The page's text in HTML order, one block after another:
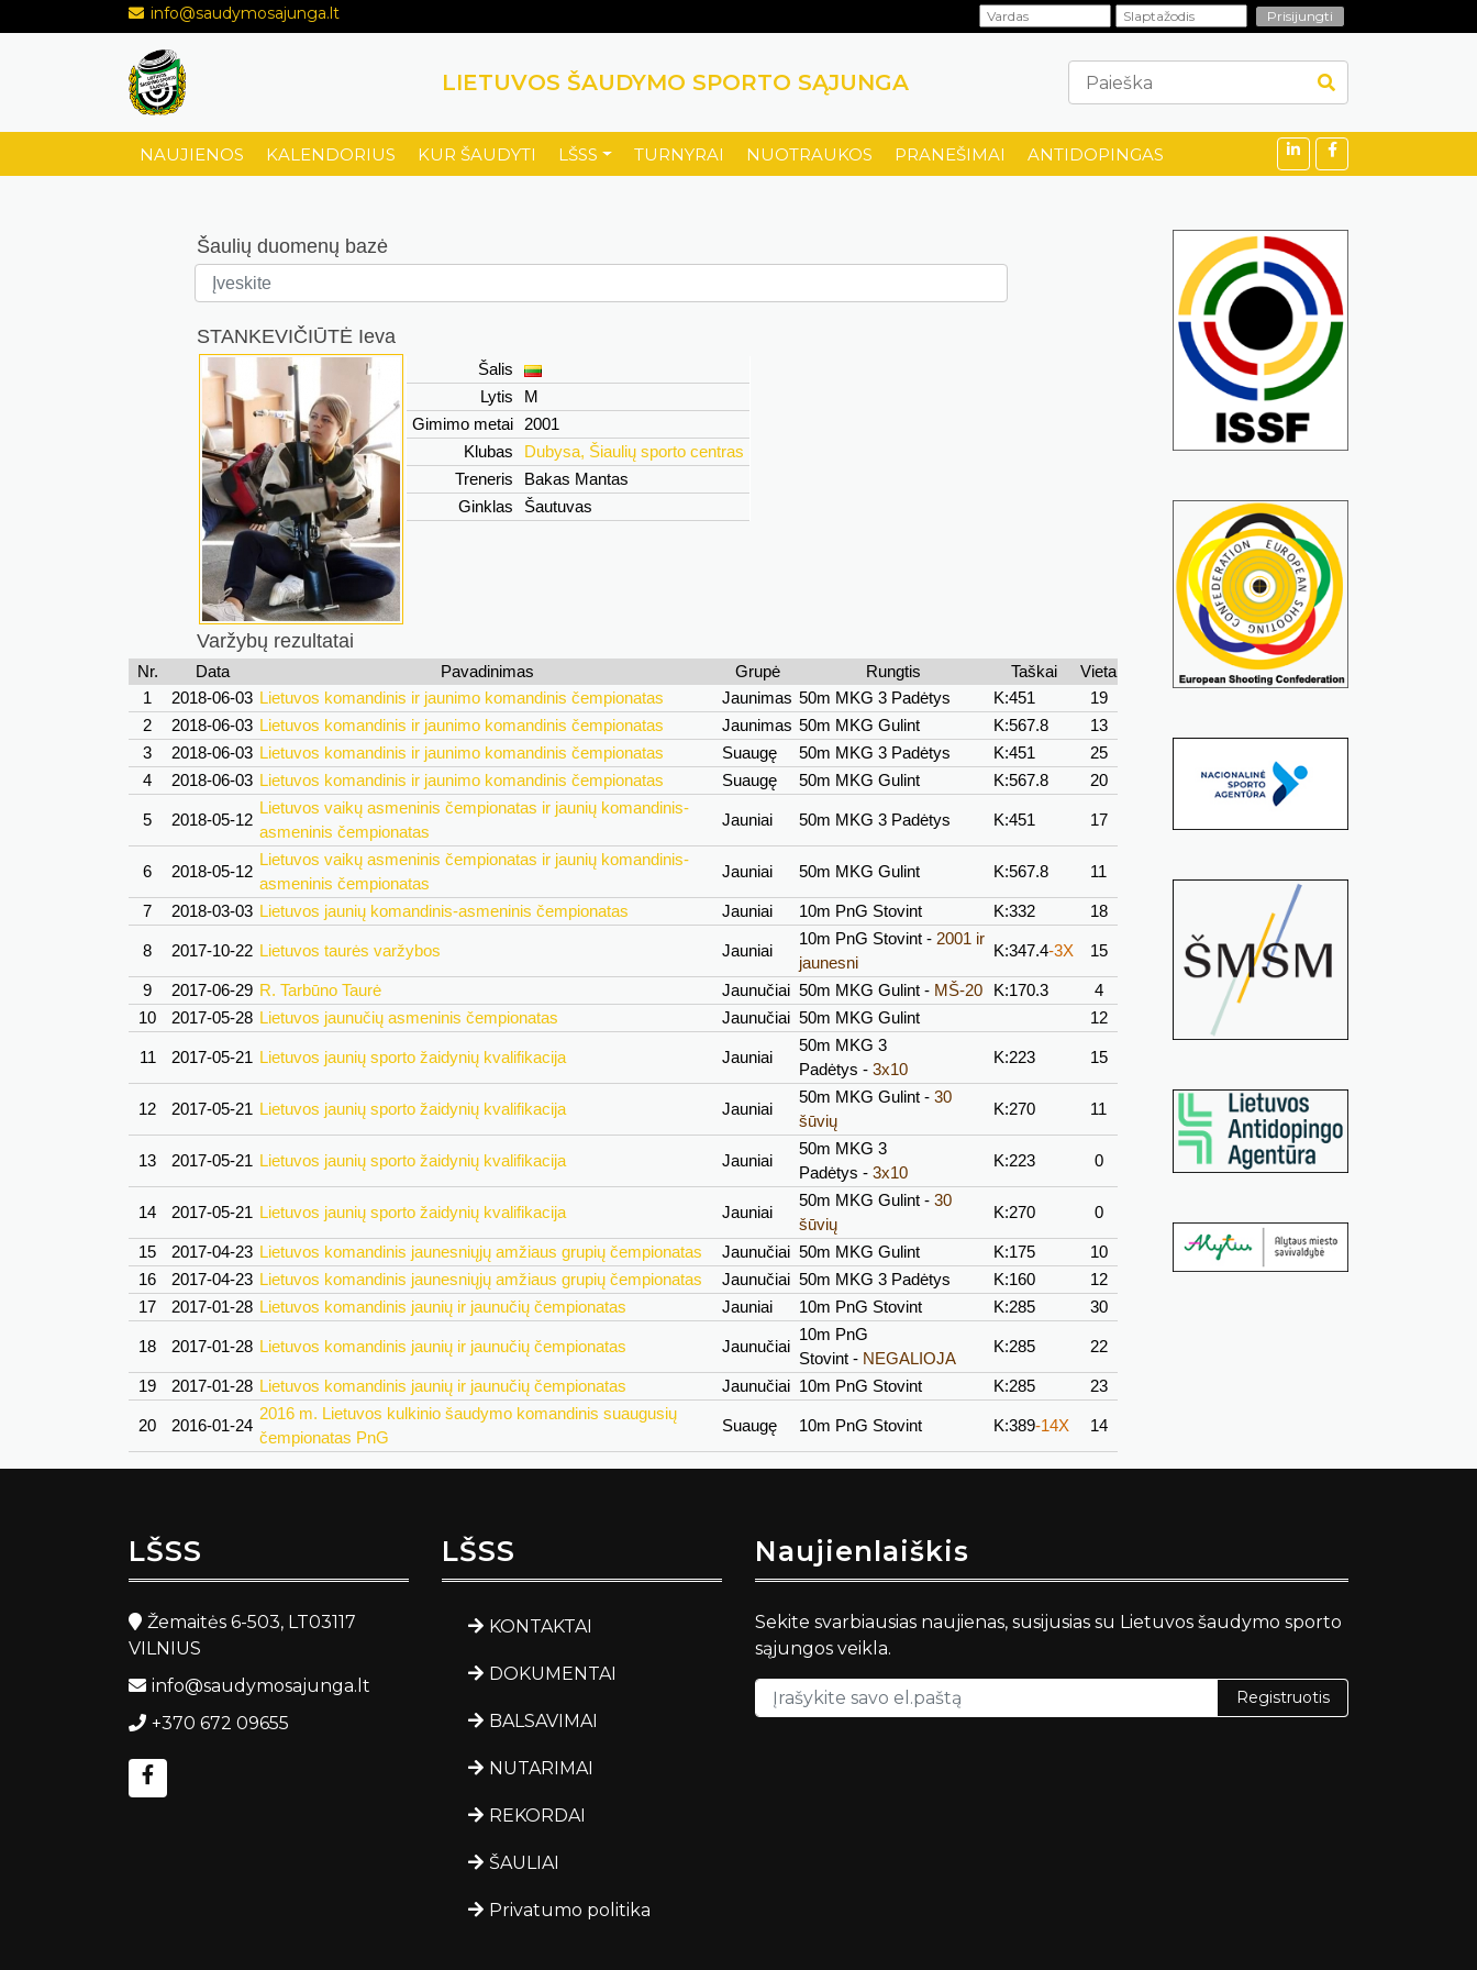
info@saudymosajunga.lt
LIETUVOS ŠAUDYMO SPORTO SĄJUNGA
NAUJIENOS KALENDORIUS KUR ŠAUDYTI LŠSS TURNYRAI NUOTRAUKOS PRANEŠIMAI ANTIDOPINGAS
Šaulių duomenų bazė
STANKEVIČIŪTĖ Ieva
Šalis
Lytis
M
Gimimo metai
2001
Klubas
Dubysa, Šiaulių sporto centras
Treneris
Bakas Mantas
Ginklas
Šautuvas
Varžybų rezultatai
Nr. Data Pavadinimas Grupė Rungtis Taškai
Vieta
1
2018-06-03 Lietuvos komandinis ir jaunimo komandinis čempionatas Jaunimas 50m MKG 3 Padėtys K:451
19
2
2018-06-03 Lietuvos komandinis ir jaunimo komandinis čempionatas Jaunimas 50m MKG Gulint K:567.8
13
3
2018-06-03 Lietuvos komandinis ir jaunimo komandinis čempionatas Suaugę 50m MKG 3 Padėtys K:451
25
4
2018-06-03 Lietuvos komandinis ir jaunimo komandinis čempionatas Suaugę 50m MKG Gulint K:567.8 20
5 2018-05-12
Lietuvos vaikų asmeninis čempionatas ir jaunių komandinis-
asmeninis čempionatas
Jauniai 50m MKG 3 Padėtys K:451 17
6 2018-05-12
Lietuvos vaikų asmeninis čempionatas ir jaunių komandinis-
asmeninis čempionatas
Jauniai 50m MKG Gulint K:567.8 11
7 2018-03-03 Lietuvos jaunių komandinis-asmeninis čempionatas Jauniai 10m PnG Stovint K:332 18
8 2017-10-22 Lietuvos taurės varžybos Jauniai
10m PnG Stovint - 2001 ir
jaunesni
K:347.4-3X 15
9 2017-06-29 R. Tarbūno Taurė Jaunučiai 50m MKG Gulint - MŠ-20 K:170.3
4
10
2017-05-28 Lietuvos jaunučių asmeninis čempionatas Jaunučiai 50m MKG Gulint 12
11 2017-05-21 Lietuvos jaunių sporto žaidynių kvalifikacija Jauniai
50m MKG 3
Padėtys - 3x10
K:223 15
12 2017-05-21 Lietuvos jaunių sporto žaidynių kvalifikacija Jauniai
50m MKG Gulint - 30
šūvių
K:270 11
13 2017-05-21 Lietuvos jaunių sporto žaidynių kvalifikacija Jauniai
50m MKG 3
Padėtys - 3x10
K:223 0
14 2017-05-21 Lietuvos jaunių sporto žaidynių kvalifikacija Jauniai
50m MKG Gulint - 30
šūvių
K:270 0
15 2017-04-23 Lietuvos komandinis jaunesniųjų amžiaus grupių čempionatas Jaunučiai 50m MKG Gulint K:175
10
16
2017-04-23 Lietuvos komandinis jaunesniųjų amžiaus grupių čempionatas Jaunučiai 50m MKG 3 Padėtys K:160
12
17
2017-01-28 Lietuvos komandinis jaunių ir jaunučių čempionatas Jauniai 10m PnG Stovint K:285 30
18 2017-01-28 Lietuvos komandinis jaunių ir jaunučių čempionatas Jaunučiai
10m PnG
Stovint - NEGALIOJA
K:285 22
19 2017-01-28 Lietuvos komandinis jaunių ir jaunučių čempionatas Jaunučiai 10m PnG Stovint K:285 23
20 2016-01-24
2016 m. Lietuvos kulkinio šaudymo komandinis suaugusių
čempionatas PnG
Suaugę 10m PnG Stovint K:389-14X 14
LŠSS
Žemaitės 6-503, LT03117
VILNIUS
info@saudymosajunga.lt
+370 672 09655
LŠSS
KONTAKTAI
DOKUMENTAI
BALSAVIMAI
NUTARIMAI
REKORDAI
ŠAULIAI
Privatumo politika
Naujienlaiškis
Sekite svarbiausias naujienas, susijusias su Lietuvos šaudymo sporto
sąjungos veikla.
Registruotis